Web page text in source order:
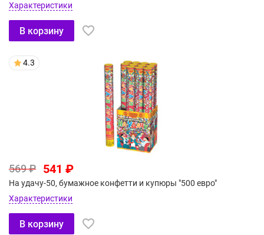
Характеристики
В корзину
4.3
569 ₽ 541 ₽
На удачу-50, бумажное конфетти и купюры "500 евро"
Характеристики
В корзину